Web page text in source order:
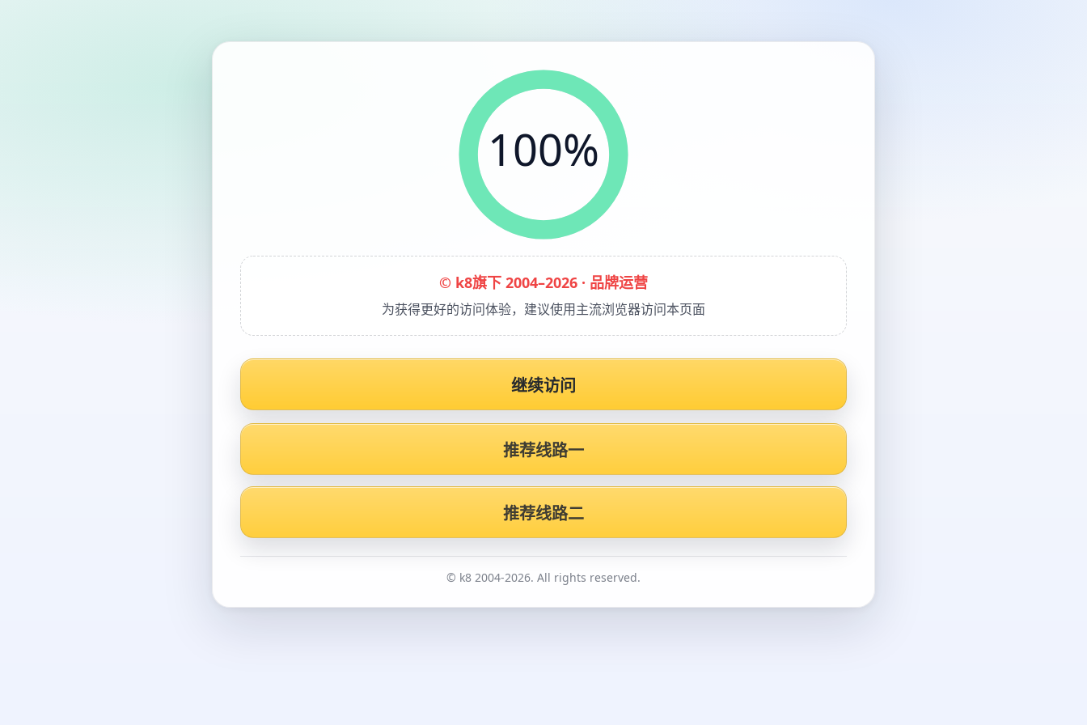
100%
© k8旗下 2004–2026 · 品牌运营
为获得更好的访问体验，建议使用主流浏览器访问本页面
继续访问
推荐线路一
推荐线路二
© k8 2004-2026. All rights reserved.